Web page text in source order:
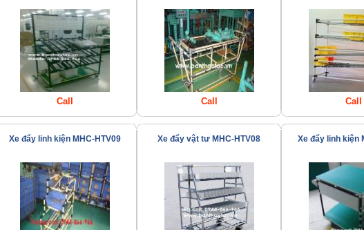
Call Call Call
Xe đẩy linh kiện MHC-HTV09 Xe đẩy vật tư MHC-HTV08 Xe đẩy linh kiện